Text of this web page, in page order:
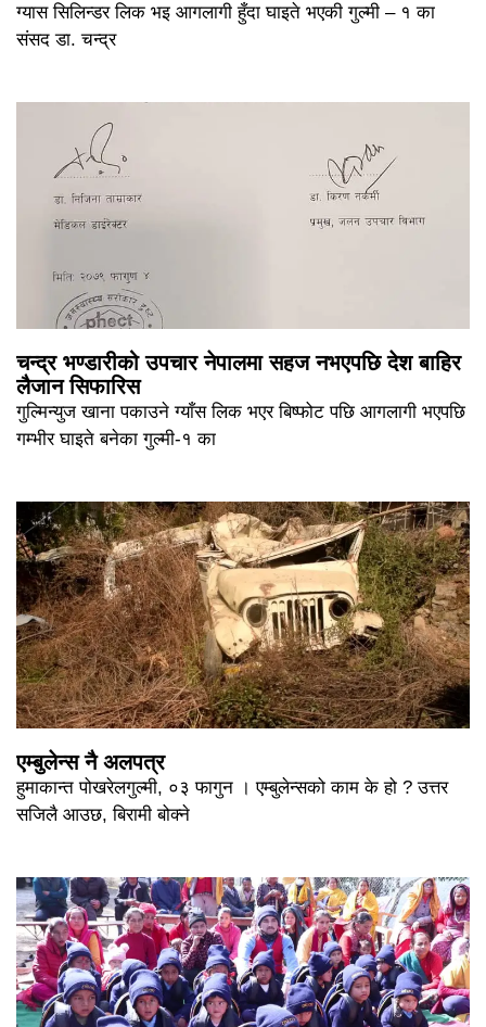
ग्यास सिलिन्डर लिक भइ आगलागी हुँदा घाइते भएकी गुल्मी – १ का
संसद डा. चन्द्र
चन्द्र भण्डारीको उपचार नेपालमा सहज नभएपछि देश बाहिर
लैजान सिफारिस
गुल्मिन्युज खाना पकाउने ग्याँस लिक भएर बिष्फोट पछि आगलागी भएपछि
गम्भीर घाइते बनेका गुल्मी-१ का
एम्बुलेन्स नै अलपत्र
हुमाकान्त पोखरेलगुल्मी, ०३ फागुन । एम्बुलेन्सको काम के हो ? उत्तर
सजिलै आउछ, बिरामी बोक्ने